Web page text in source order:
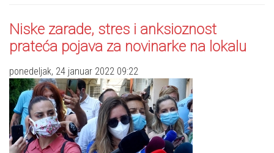
Niske zarade, stres i anksioznost
prateća pojava za novinarke na lokalu
ponedeljak, 24 januar 2022 09:22